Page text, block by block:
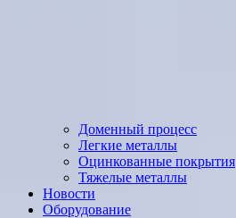
Доменный процесс
Легкие металлы
Оцинкованные покрытия
Тяжелые металлы
Новости
Оборудование